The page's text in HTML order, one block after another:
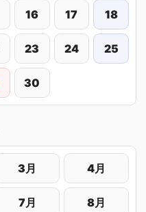
16 17 18
23 24 25
30
3月 4月
7月 8月